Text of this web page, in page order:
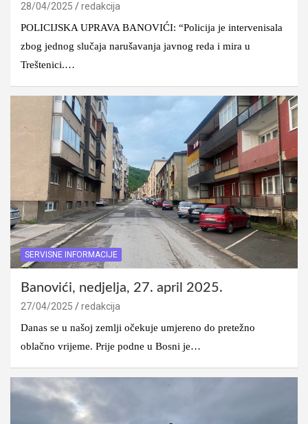
28/04/2025
redakcija
POLICIJSKA UPRAVA BANOVIĆI: “Policija je intervenisala
zbog jednog slučaja narušavanja javnog reda i mira u
Treštenici.…
SERVISNE INFORMACIJE
Banovići, nedjelja, 27. april 2025.
27/04/2025
redakcija
Danas se u našoj zemlji očekuje umjereno do pretežno
oblačno vrijeme. Prije podne u Bosni je…